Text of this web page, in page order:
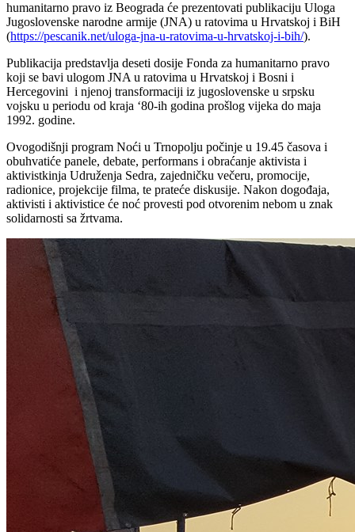
humanitarno pravo iz Beograda će prezentovati publikaciju Uloga
Jugoslovenske narodne armije (JNA) u ratovima u Hrvatskoj i BiH
(https://pescanik.net/uloga-jna-u-ratovima-u-hrvatskoj-i-bih/).
Publikacija predstavlja deseti dosije Fonda za humanitarno pravo
koji se bavi ulogom JNA u ratovima u Hrvatskoj i Bosni i
Hercegovini i njenoj transformaciji iz jugoslovenske u srpsku
vojsku u periodu od kraja ‘80-ih godina prošlog vijeka do maja
1992. godine.
Ovogodišnji program Noći u Trnopolju počinje u 19.45 časova i
obuhvatiće panele, debate, performans i obraćanje aktivista i
aktivistkinja Udruženja Sedra, zajedničku večeru, promocije,
radionice, projekcije filma, te prateće diskusije. Nakon dogođaja,
aktivisti i aktivistice će noć provesti pod otvorenim nebom u znak
solidarnosti sa žrtvama.